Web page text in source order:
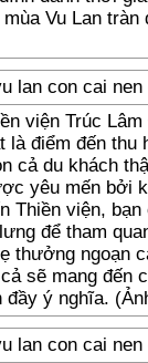
Vu Lan
viện Trúc
là điểm đến thu
cả du khách
yêu mến bởi
Thiền viện,
để tham
thưởng ngoạn
sẽ mang đến
đầy ý nghĩa.